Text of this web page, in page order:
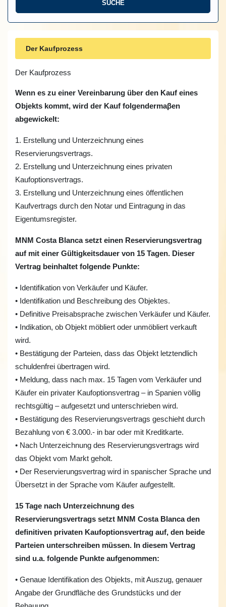
Der Kaufprozess
Der Kaufprozess
Wenn es zu einer Vereinbarung über den Kauf eines
Objekts kommt, wird der Kauf folgendermaβen
abgewickelt:
1. Erstellung und Unterzeichnung eines
Reservierungsvertrags.
2. Erstellung und Unterzeichnung eines privaten
Kaufoptionsvertrags.
3. Erstellung und Unterzeichnung eines öffentlichen
Kaufvertrags durch den Notar und Eintragung in das
Eigentumsregister.
MNM Costa Blanca setzt einen Reservierungsvertrag
auf mit einer Gültigkeitsdauer von 15 Tagen. Dieser
Vertrag beinhaltet folgende Punkte:
• Identifikation von Verkäufer und Käufer.
• Identifikation und Beschreibung des Objektes.
• Definitive Preisabsprache zwischen Verkäufer und Käufer.
• Indikation, ob Objekt möbliert oder unmöbliert verkauft
wird.
• Bestätigung der Parteien, dass das Objekt letztendlich
schuldenfrei übertragen wird.
• Meldung, dass nach max. 15 Tagen vom Verkäufer und
Käufer ein privater Kaufoptionsvertrag – in Spanien völlig
rechtsgültig – aufgesetzt und unterschrieben wird.
• Bestätigung des Reservierungsvertrags geschieht durch
Bezahlung von € 3.000.- in bar oder mit Kreditkarte.
• Nach Unterzeichnung des Reservierungsvertrags wird
das Objekt vom Markt geholt.
• Der Reservierungsvertrag wird in spanischer Sprache und
Übersetzt in der Sprache vom Käufer aufgestellt.
15 Tage nach Unterzeichnung des
Reservierungsvertrags setzt MNM Costa Blanca den
definitiven privaten Kaufoptionsvertrag auf, den beide
Parteien unterschreiben müssen. In diesem Vertrag
sind u.a. folgende Punkte aufgenommen:
• Genaue Identifikation des Objekts, mit Auszug, genauer
Angabe der Grundfläche des Grundstücks und der